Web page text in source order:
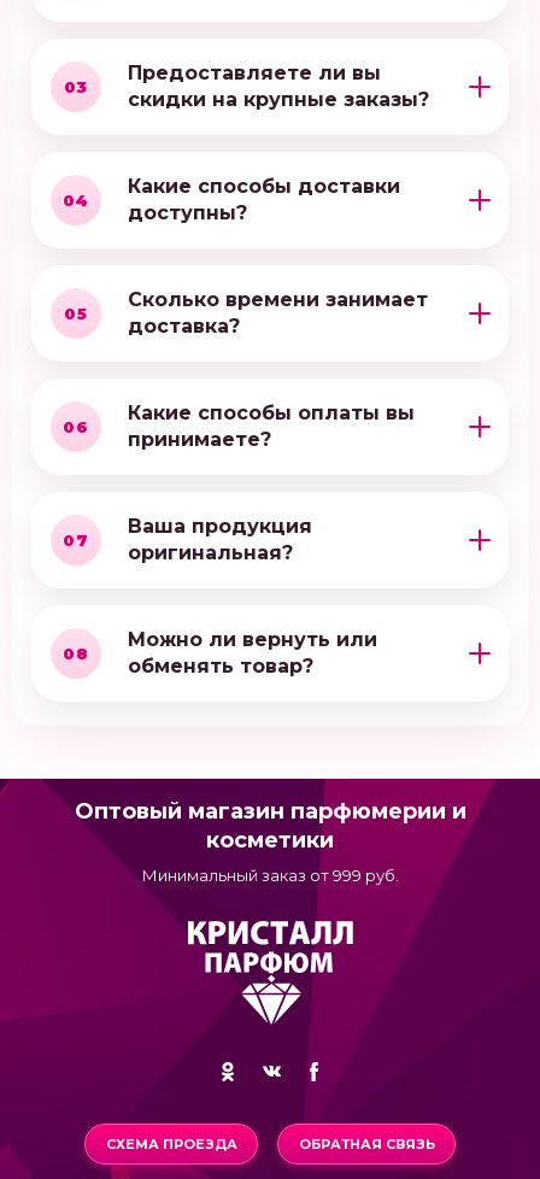
03
Предоставляете ли вы
скидки на крупные заказы?
04
Какие способы доставки
доступны?
05
Сколько времени занимает
доставка?
06
Какие способы оплаты вы
принимаете?
07
Ваша продукция
оригинальная?
08
Можно ли вернуть или
обменять товар?
Оптовый магазин парфюмерии и
косметики
Минимальный заказ от 999 руб.
СХЕМА ПРОЕЗДА ОБРАТНАЯ СВЯЗЬ